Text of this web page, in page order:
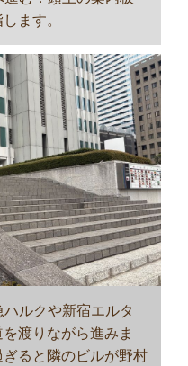
ます。
ルクや新宿エルタ
渡りながら進みま
ると隣のビルが野村